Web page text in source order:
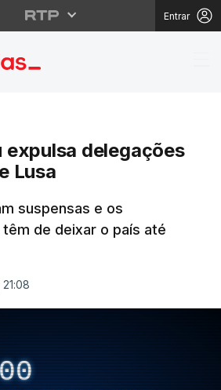
Entrar
expulsa
expulsa delegações
Lusa
suspensas e os
de deixar o país até